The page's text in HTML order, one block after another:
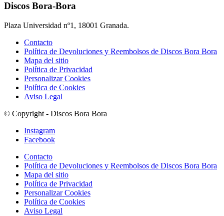
Discos Bora-Bora
Plaza Universidad nº1, 18001 Granada.
Contacto
Política de Devoluciones y Reembolsos de Discos Bora Bora
Mapa del sitio
Política de Privacidad
Personalizar Cookies
Política de Cookies
Aviso Legal
© Copyright - Discos Bora Bora
Instagram
Facebook
Contacto
Política de Devoluciones y Reembolsos de Discos Bora Bora
Mapa del sitio
Política de Privacidad
Personalizar Cookies
Política de Cookies
Aviso Legal